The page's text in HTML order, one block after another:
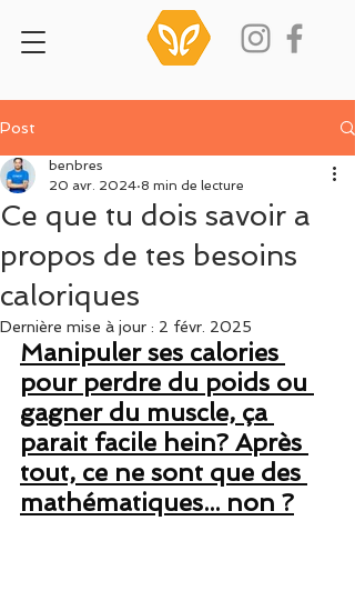
Post
Ce que tu dois savoir a
propos de tes besoins
caloriques
benbres
20 avr. 2024 8 min de lecture
Dernière mise à jour : 2 févr. 2025
Manipuler ses calories
pour perdre du poids ou
gagner du muscle, ça
parait facile hein? Après
tout, ce ne sont que des
mathématiques... non ?